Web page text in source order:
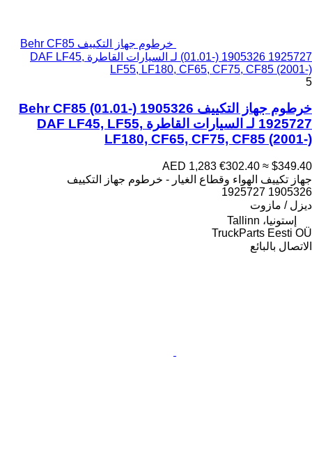
خرطوم جهاز التكييف Behr CF85
(01.01-) 1905326 1925727 لـ السيارات القاطرة DAF LF45,
LF55, LF180, CF65, CF75, CF85 (2001-)
5
خرطوم جهاز التكييف Behr CF85 (01.01-) 1905326
1925727 لـ السيارات القاطرة DAF LF45, LF55,
LF180, CF65, CF75, CF85 (2001-)
AED 1,283 €302.40 ≈ $349.40
جهاز تكييف الهواء وقطاع الغيار - خرطوم جهاز التكييف
1905326 1925727
ديزل / مازوت
إستونيا، Tallinn
TruckParts Eesti OÜ
الاتصال بالبائع